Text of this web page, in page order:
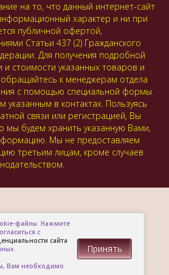
на то, что данный интернет-сайт
характер и ни при
публичной офертой,
Статьи 437 (2) Гражданского
Для получения подробной
стоимости указанных товаров и
обращайтесь к менеджерам отдела
с помощью специальной формы
указанным в контактах. Пользуясь
связи или регистрацией, Вы
мы будем хранить указанную Вами,
Мы не предоставляем
третьим лицам, кроме случаев
файлы. Нажмите
с
сайта
Вам необходимо
Принять